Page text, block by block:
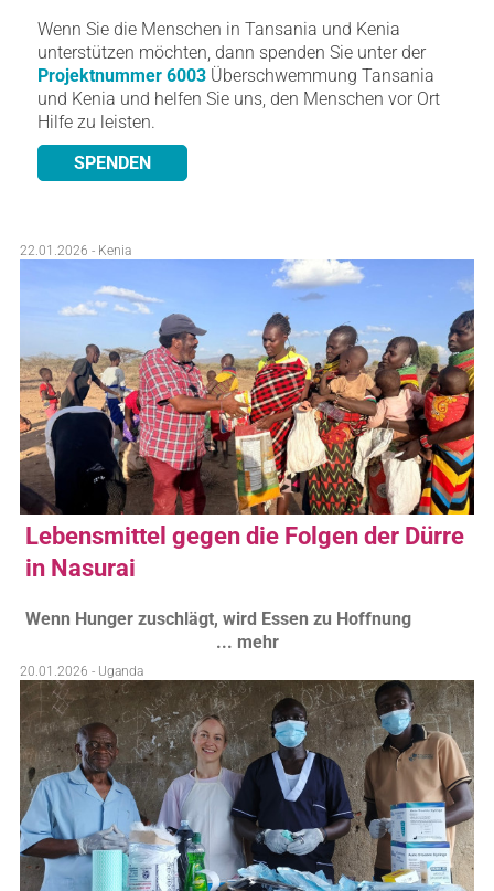
Wenn Sie die Menschen in Tansania und Kenia
unterstützen möchten, dann spenden Sie unter der
Projektnummer 6003 Überschwemmung Tansania
und Kenia und helfen Sie uns, den Menschen vor Ort
Hilfe zu leisten.
SPENDEN
22.01.2026 - Kenia
Lebensmittel gegen die Folgen der Dürre
in Nasurai
Wenn Hunger zuschlägt, wird Essen zu Hoffnung
... mehr
20.01.2026 - Uganda